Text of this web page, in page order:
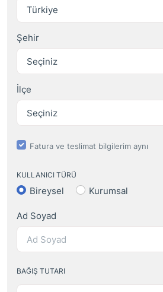
Şehir
İlçe
Fatura ve teslimat bilgilerim aynı
KULLANICI TÜRÜ
Bireysel Kurumsal
Ad Soyad
BAĞIŞ TUTARI